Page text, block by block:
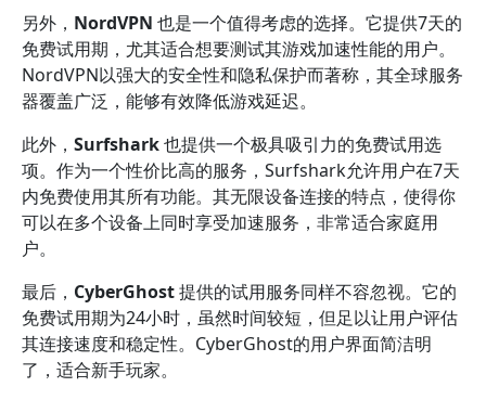
另外， NordVPN 也是一个值得考虑的选择。它提供7天的
免费试用期，尤其适合想要测试其游戏加速性能的用户。
NordVPN以强大的安全性和隐私保护而著称，其全球服务
器覆盖广泛，能够有效降低游戏延迟。
此外， Surfshark也提供一个极具吸引力的免费试用选
项。作为一个性价比高的服务，Surfshark允许用户在7天
内免费使用其所有功能。其无限设备连接的特点，使得你
可以在多个设备上同时享受加速服务，非常适合家庭用
户。
最后， CyberGhost提供的试用服务同样不容忽视。它的
免费试用期为24小时，虽然时间较短，但足以让用户评估
其连接速度和稳定性。CyberGhost的用户界面简洁明
了，适合新手玩家。